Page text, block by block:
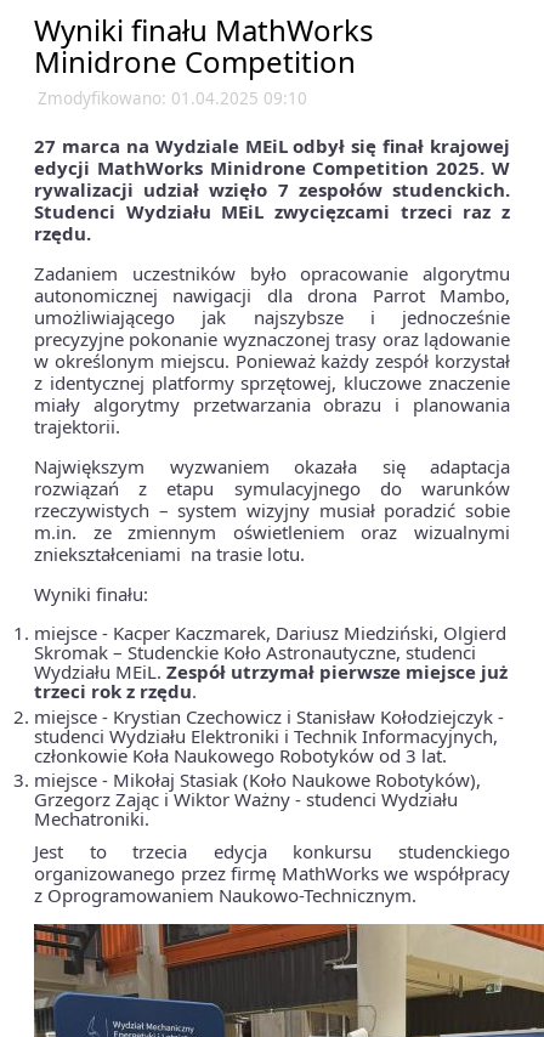
Wyniki finału MathWorks
Minidrone Competition
Zmodyfikowano: 01.04.2025 09:10
27 marca na Wydziale MEiL odbył się finał krajowej
edycji MathWorks Minidrone Competition 2025. W
rywalizacji udział wzięło 7 zespołów studenckich.
Studenci Wydziału MEiL zwycięzcami trzeci raz z
rzędu.
Zadaniem uczestników było opracowanie algorytmu
autonomicznej nawigacji dla drona Parrot Mambo,
umożliwiającego jak najszybsze i jednocześnie
precyzyjne pokonanie wyznaczonej trasy oraz lądowanie
w określonym miejscu. Ponieważ każdy zespół korzystał
z identycznej platformy sprzętowej, kluczowe znaczenie
miały algorytmy przetwarzania obrazu i planowania
trajektorii.
Największym wyzwaniem okazała się adaptacja
rozwiązań z etapu symulacyjnego do warunków
rzeczywistych – system wizyjny musiał poradzić sobie
m.in. ze zmiennym oświetleniem oraz wizualnymi
zniekształceniami na trasie lotu.
Wyniki finału:
miejsce - Kacper Kaczmarek, Dariusz Miedziński, Olgierd
Skromak – Studenckie Koło Astronautyczne, studenci
Wydziału MEiL. Zespół utrzymał pierwsze miejsce już
trzeci rok z rzędu.
miejsce - Krystian Czechowicz i Stanisław Kołodziejczyk -
studenci Wydziału Elektroniki i Technik Informacyjnych,
członkowie Koła Naukowego Robotyków od 3 lat.
miejsce - Mikołaj Stasiak (Koło Naukowe Robotyków),
Grzegorz Zając i Wiktor Ważny - studenci Wydziału
Mechatroniki.
Jest to trzecia edycja konkursu studenckiego
organizowanego przez firmę MathWorks we współpracy
z Oprogramowaniem Naukowo-Technicznym.